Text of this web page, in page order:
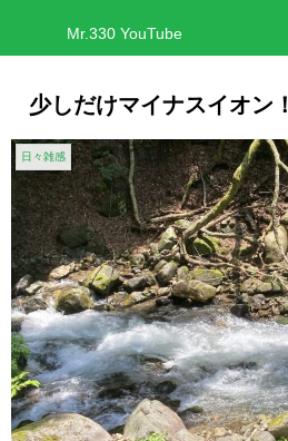
Mr.330 YouTube
少しだけマイナスイオン！
日々雑感